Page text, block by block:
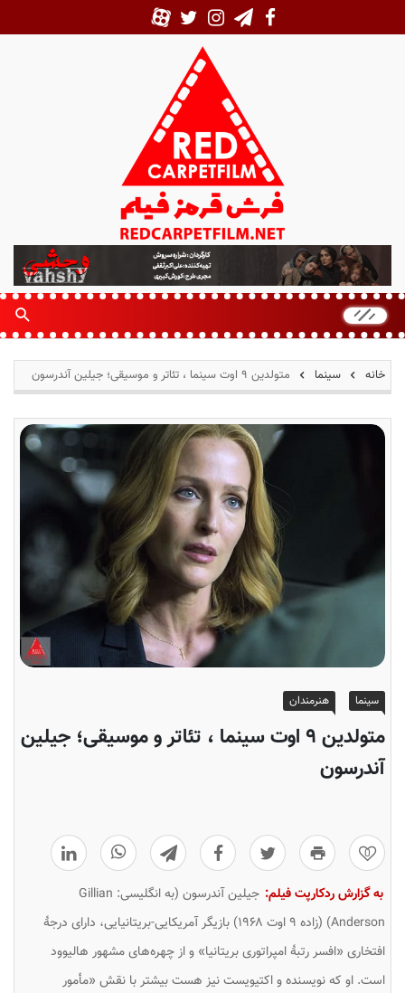
ر
ش
ر
م
ز
خانه سینما متولدین ۹ اوت سینما ، تئاتر و موسیقی؛ جیلین آندرسون
سینما هنرمندان
متولدین ۹ اوت سینما ، تئاتر و موسیقی؛ جیلین
آندرسون
0
به گزارش ردکارپت فیلم: جیلین آندرسون (به انگلیسی: Gillian
Anderson
) (زاده ۹ اوت ۱۹۶۸) بازیگر آمریکایی-بریتانیایی، دارای درجهٔ
افتخاری «افسر رتبهٔ امپراتوری بریتانیا» و از چهره‌های مشهور هالیوود
است. او که نویسنده و اکتیویست نیز هست بیشتر با نقش «مأمور